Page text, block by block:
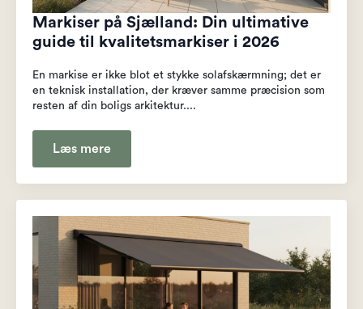
Markiser på Sjælland: Din ultimative
guide til kvalitetsmarkiser i 2026
En markise er ikke blot et stykke solafskærmning; det er
en teknisk installation, der kræver samme præcision som
resten af din boligs arkitektur....
Læs mere